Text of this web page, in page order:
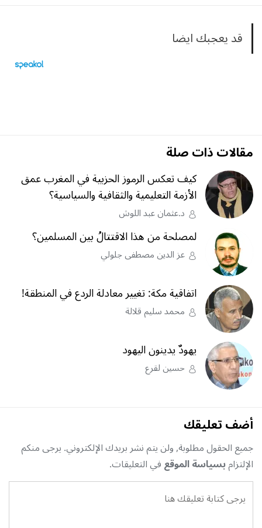
قد يعجبك ايضا
مقالات ذات صلة
كيف تعكس الرموز الحزبية في المغرب عمق
الأزمة التعليمية والثقافية والسياسية؟
د.عثمان عبد اللوش
لمصلحة من هذا الاقتتالُ بين المسلمين؟
عز الدين مصطفى جلولي
اتفاقية مكة: تغيير معادلة الردع في المنطقة!
محمد سليم قلالة
يهودٌ يدينون اليهود
حسين لقرع
أضف تعليقك
جميع الحقول مطلوبة, ولن يتم نشر بريدك الإلكتروني. يرجى منكم
الإلتزامبسياسة الموقعفي التعليقات.